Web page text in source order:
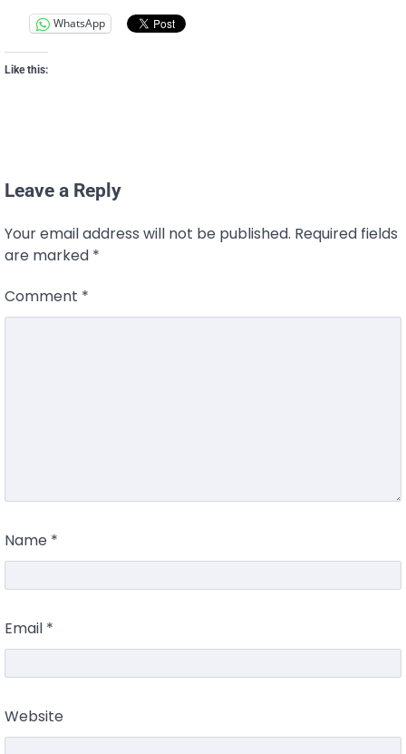
WhatsApp
Like this:
Leave a Reply
Your email address will not be published. Required fields
are marked *
Comment *
Name *
Email *
Website